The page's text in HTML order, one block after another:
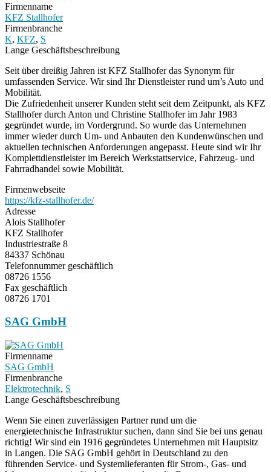
Firmenname
KFZ Stallhofer
Firmenbranche
K, KFZ, S
Lange Geschäftsbeschreibung
Seit über dreißig Jahren ist KFZ Stallhofer das Synonym für
umfassenden Service. Wir sind Ihr Dienstleister rund um’s Auto und
Mobilität.
Die Zufriedenheit unserer Kunden steht seit dem Zeitpunkt, als KFZ
Stallhofer durch Anton und Christine Stallhofer im Jahr 1983
gegründet wurde, im Vordergrund. So wurde das Unternehmen
immer wieder durch Um- und Anbauten den Kundenwünschen und
aktuellen technischen Anforderungen angepasst. Heute sind wir Ihr
Komplettdienstleister im Bereich Werkstattservice, Fahrzeug- und
Fahrradhandel sowie Mobilität.
Firmenwebseite
https://kfz-stallhofer.de/
Adresse
Alois Stallhofer
KFZ Stallhofer
Industriestraße 8
84337 Schönau
Telefonnummer geschäftlich
08726 1556
Fax geschäftlich
08726 1701
SAG GmbH
Firmenname
SAG GmbH
Firmenbranche
Elektrotechnik, S
Lange Geschäftsbeschreibung
Wenn Sie einen zuverlässigen Partner rund um die
energietechnische Infrastruktur suchen, dann sind Sie bei uns genau
richtig! Wir sind ein 1916 gegründetes Unternehmen mit Hauptsitz
in Langen. Die SAG GmbH gehört in Deutschland zu den
führenden Service- und Systemlieferanten für Strom-, Gas- und